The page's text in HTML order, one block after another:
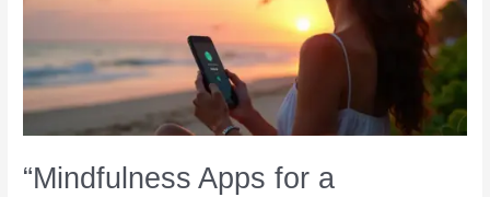
Health
Apps
“Mindfulness Apps for a